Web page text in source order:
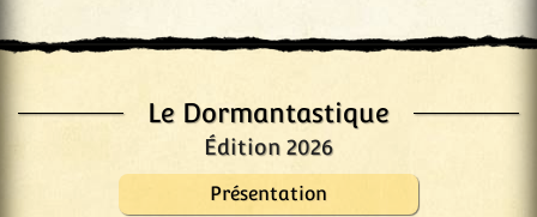
Le Dormantastique
Édition 2026
Présentation